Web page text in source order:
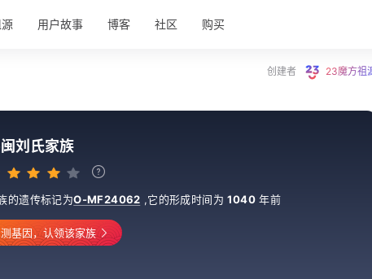
用户故事 博客 社区 购买
创建者 23魔方祖
刘氏家族
的遗传标记为O-MF24062 ,它的形成时间为1040 年前
测基因，认领该家族